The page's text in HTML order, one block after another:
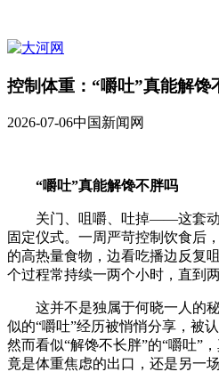
控制体重：“嚼吐”真能解馋
2026-07-06中国新闻网
“嚼吐”真能解馋不胖吗
关门、咀嚼、吐掉——这套动
固定仪式。一周严苛控制饮食后
的高热量食物，边看吃播边反复
个过程常持续一两个小时，直到
这并不是独属于何晓一人的秘
似的“嚼吐”经历被悄悄分享，被
然而看似“解馋不长胖”的“嚼吐”
竟是体重焦虑的出口，还是另一